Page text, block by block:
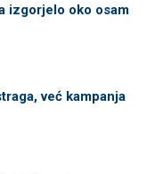
izgorjelo oko osam
već kampanja